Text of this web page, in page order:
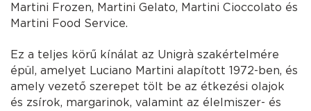
Martini Frozen, Martini Gelato, Martini Cioccolato és
Martini Food Service.
Ez a teljes körű kínálat az Unigrà szakértelmére
épül, amelyet Luciano Martini alapított 1972-ben, és
amely vezető szerepet tölt be az étkezési olajok
és zsírok, margarinok, valamint az élelmiszer- és